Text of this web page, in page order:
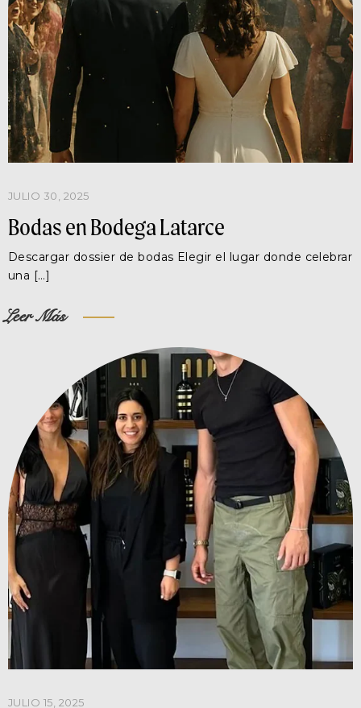
JULIO 30, 2025
Bodas en Bodega Latarce
Descargar dossier de bodas Elegir el lugar donde celebrar
una […]
Leer Más
JULIO 15, 2025